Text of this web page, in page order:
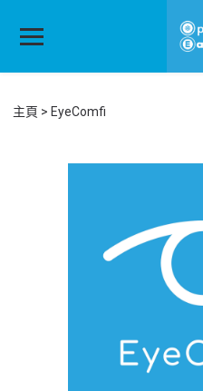
主頁 EyeComfi